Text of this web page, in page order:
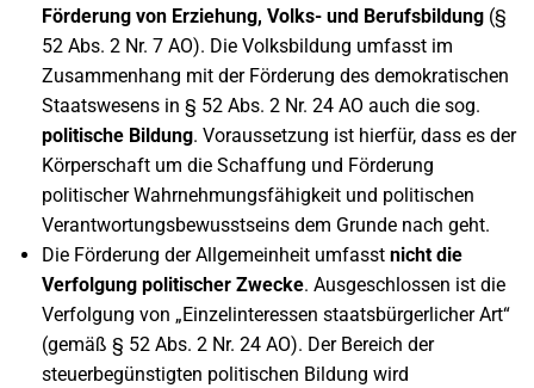
Förderung von Erziehung, Volks- und Berufsbildung (§
52 Abs. 2 Nr. 7 AO). Die Volksbildung umfasst im
Zusammenhang mit der Förderung des demokratischen
Staatswesens in § 52 Abs. 2 Nr. 24 AO auch die sog.
politische Bildung. Voraussetzung ist hierfür, dass es der
Körperschaft um die Schaffung und Förderung
politischer Wahrnehmungsfähigkeit und politischen
Verantwortungsbewusstseins dem Grunde nach geht.
Die Förderung der Allgemeinheit umfasst nicht die
Verfolgung politischer Zwecke. Ausgeschlossen ist die
Verfolgung von „Einzelinteressen staatsbürgerlicher Art“
(gemäß § 52 Abs. 2 Nr. 24 AO). Der Bereich der
steuerbegünstigten politischen Bildung wird